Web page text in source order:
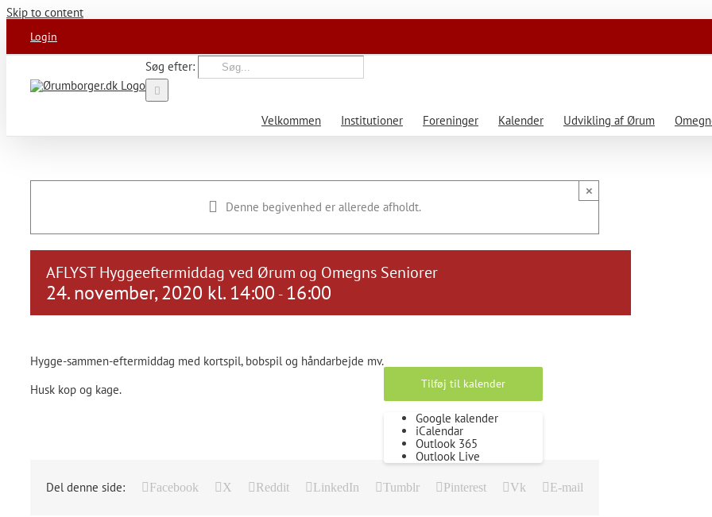
Skip to content
Login
Søg efter:
Velkommen Institutioner Foreninger Kalender Udvikling af Ørum
Denne begivenhed er allerede afholdt.
×
AFLYST Hyggeeftermiddag ved Ørum og Omegns Seniorer
24. november, 2020 kl. 14:00 - 16:00
Hygge-sammen-eftermiddag med kortspil, bobspil og håndarbejde mv.
Husk kop og kage.
Tilføj til kalender
Google kalender
iCalendar
Outlook 365
Outlook Live
Del denne side: Facebook X Reddit LinkedIn Tumblr Pinterest Vk E-mail